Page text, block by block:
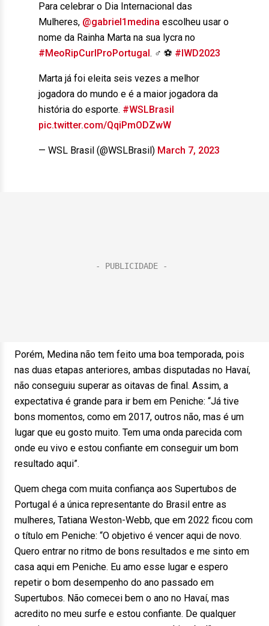
Para celebrar o Dia Internacional das
Mulheres, @gabriel1medina escolheu usar o
nome da Rainha Marta na sua lycra no
#MeoRipCurlProPortugal. ‍♂️ ⚽️ #IWD2023
Marta já foi eleita seis vezes a melhor
jogadora do mundo e é a maior jogadora da
história do esporte. #WSLBrasil
pic.twitter.com/QqiPmODZwW
— WSL Brasil (@WSLBrasil) March 7, 2023
Porém, Medina não tem feito uma boa temporada, pois
nas duas etapas anteriores, ambas disputadas no Havaí,
não conseguiu superar as oitavas de final. Assim, a
expectativa é grande para ir bem em Peniche: “Já tive
bons momentos, como em 2017, outros não, mas é um
lugar que eu gosto muito. Tem uma onda parecida com
onde eu vivo e estou confiante em conseguir um bom
resultado aqui”.
Quem chega com muita confiança aos Supertubos de
Portugal é a única representante do Brasil entre as
mulheres, Tatiana Weston-Webb, que em 2022 ficou com
o título em Peniche: “O objetivo é vencer aqui de novo.
Quero entrar no ritmo de bons resultados e me sinto em
casa aqui em Peniche. Eu amo esse lugar e espero
repetir o bom desempenho do ano passado em
Supertubos. Não comecei bem o ano no Havaí, mas
acredito no meu surfe e estou confiante. De qualquer